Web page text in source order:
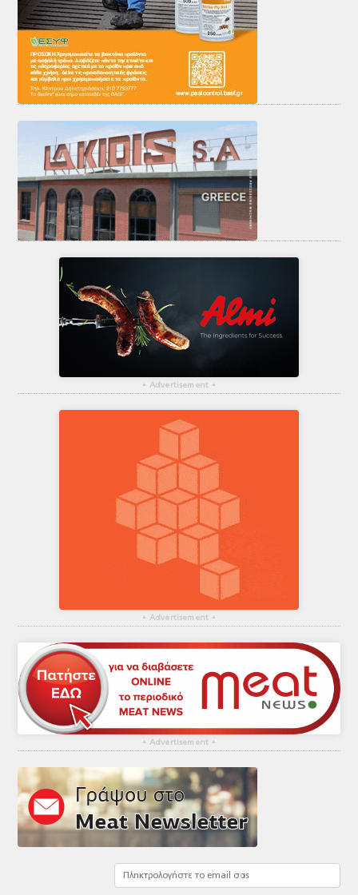
▴ Advertisement ▴
▴ Advertisement ▴
▴ Advertisement ▴